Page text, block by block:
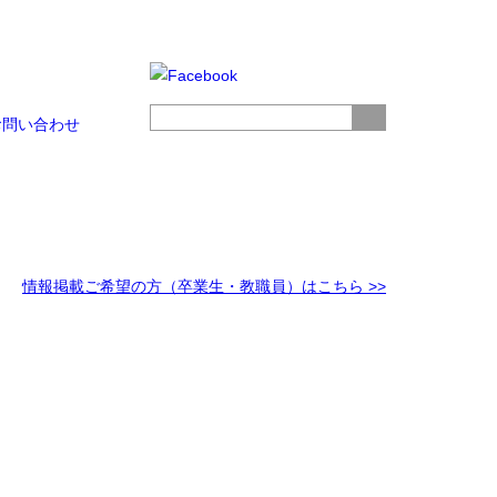
い合わせ
情報掲載ご希望の方（卒業生・教職員）はこちら >>